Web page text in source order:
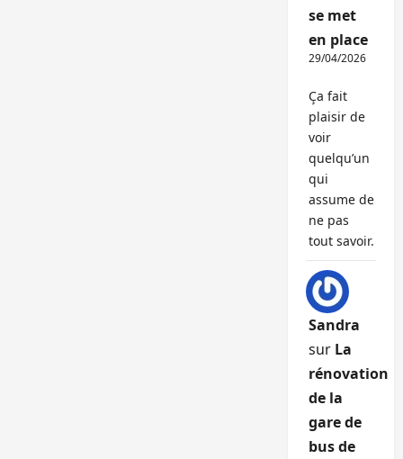
se met
en place
29/04/2026
Ça fait
plaisir de
voir
quelqu’un
qui
assume de
ne pas
tout savoir.
Sandra
sur La
rénovation
de la
gare de
bus de